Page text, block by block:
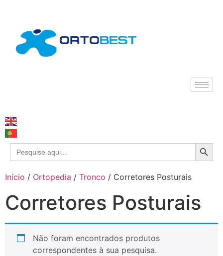
Search
for:
Início / Ortopedia / Tronco / Corretores Posturais
Corretores Posturais
Não foram encontrados produtos
correspondentes à sua pesquisa.